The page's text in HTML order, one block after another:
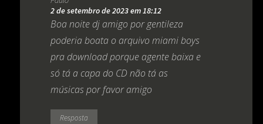
2 de setembro de 2023 em 18:12
Boa noite dj amigo por gentileza
poderia boata o arquivo miami boys
pra download porque agente baixa e
só tá a capa do CD não tá as
músicas por favor amigo
Resposta